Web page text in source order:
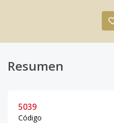
Resumen
5039
Código